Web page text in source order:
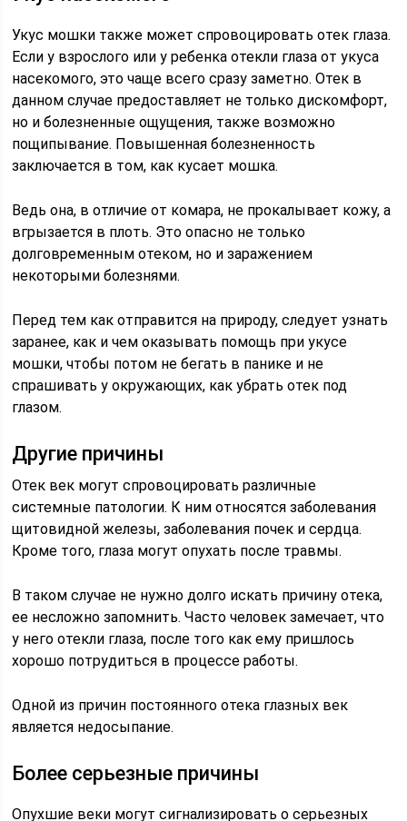
Укус мошки также может спровоцировать отек глаза.
Если у взрослого или у ребенка отекли глаза от укуса
насекомого, это чаще всего сразу заметно. Отек в
данном случае предоставляет не только дискомфорт,
но и болезненные ощущения, также возможно
пощипывание. Повышенная болезненность
заключается в том, как кусает мошка.
Ведь она, в отличие от комара, не прокалывает кожу, а
вгрызается в плоть. Это опасно не только
долговременным отеком, но и заражением
некоторыми болезнями.
Перед тем как отправится на природу, следует узнать
заранее, как и чем оказывать помощь при укусе
мошки, чтобы потом не бегать в панике и не
спрашивать у окружающих, как убрать отек под
глазом.
Другие причины
Отек век могут спровоцировать различные
системные патологии. К ним относятся заболевания
щитовидной железы, заболевания почек и сердца.
Кроме того, глаза могут опухать после травмы.
В таком случае не нужно долго искать причину отека,
ее несложно запомнить. Часто человек замечает, что
у него отекли глаза, после того как ему пришлось
хорошо потрудиться в процессе работы.
Одной из причин постоянного отека глазных век
является недосыпание.
Более серьезные причины
Опухшие веки могут сигнализировать о серьезных